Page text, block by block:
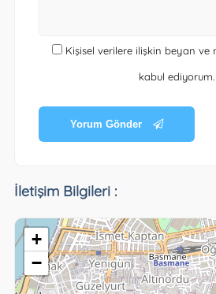
Kişisel verilere ilişkin beyan ve
kabul ediyorum.
Yorum Gönder
İletişim Bilgileri :
+
−